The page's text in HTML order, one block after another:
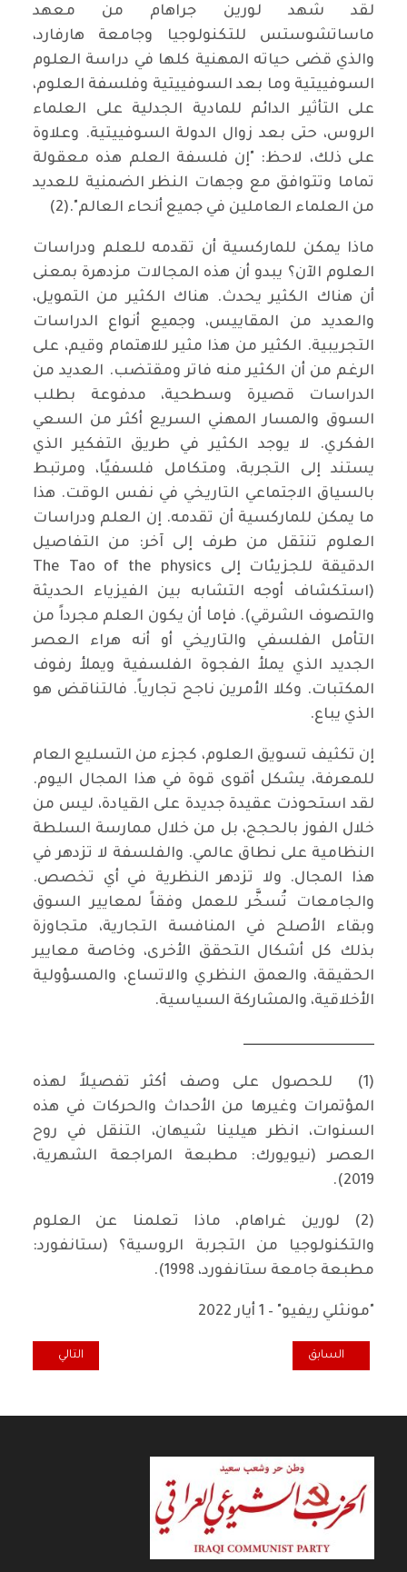
لقد شهد لورين جراهام من معهد
ماساتشوستس للتكنولوجيا وجامعة هارفارد،
والذي قضى حياته المهنية كلها في دراسة العلوم
السوفييتية وما بعد السوفييتية وفلسفة العلوم،
على التأثير الدائم للمادية الجدلية على العلماء
الروس، حتى بعد زوال الدولة السوفييتية. وعلاوة
على ذلك، لاحظ: "إن فلسفة العلم هذه معقولة
تماما وتتوافق مع وجهات النظر الضمنية للعديد
من العلماء العاملين في جميع أنحاء العالم".(2)
ماذا يمكن للماركسية أن تقدمه للعلم ودراسات
العلوم الآن؟ يبدو أن هذه المجالات مزدهرة بمعنى
أن هناك الكثير يحدث. هناك الكثير من التمويل،
والعديد من المقاييس، وجميع أنواع الدراسات
التجريبية. الكثير من هذا مثير للاهتمام وقيم، على
الرغم من أن الكثير منه فاتر ومقتضب. العديد من
الدراسات قصيرة وسطحية، مدفوعة بطلب
السوق والمسار المهني السريع أكثر من السعي
الفكري. لا يوجد الكثير في طريق التفكير الذي
يستند إلى التجربة، ومتكامل فلسفيًا، ومرتبط
بالسياق الاجتماعي التاريخي في نفس الوقت. هذا
ما يمكن للماركسية أن تقدمه. إن العلم ودراسات
العلوم تنتقل من طرف إلى آخر: من التفاصيل
الدقيقة للجزيئات إلى The Tao of the physics
(استكشاف أوجه التشابه بين الفيزياء الحديثة
والتصوف الشرقي). فإما أن يكون العلم مجرداً من
التأمل الفلسفي والتاريخي أو أنه هراء العصر
الجديد الذي يملأ الفجوة الفلسفية ويملأ رفوف
المكتبات. وكلا الأمرين ناجح تجارياً. فالتناقض هو
الذي يباع.
إن تكثيف تسويق العلوم، كجزء من التسليع العام
للمعرفة، يشكل أقوى قوة في هذا المجال اليوم.
لقد استحوذت عقيدة جديدة على القيادة، ليس من
خلال الفوز بالحجج، بل من خلال ممارسة السلطة
النظامية على نطاق عالمي. والفلسفة لا تزدهر في
هذا المجال. ولا تزدهر النظرية في أي تخصص.
والجامعات تُسخَّر للعمل وفقاً لمعايير السوق
وبقاء الأصلح في المنافسة التجارية، متجاوزة
بذلك كل أشكال التحقق الأخرى، وخاصة معايير
الحقيقة، والعمق النظري والاتساع، والمسؤولية
الأخلاقية، والمشاركة السياسية.
ــــــــــــــــــــــــــــــــــــــــــــــــ
(1) للحصول على وصف أكثر تفصيلاً لهذه
المؤتمرات وغيرها من الأحداث والحركات في هذه
السنوات، انظر هيلينا شيهان، التنقل في روح
العصر (نيويورك: مطبعة المراجعة الشهرية،
2019).
(2) لورين غراهام، ماذا تعلمنا عن العلوم
والتكنولوجيا من التجربة الروسية؟ (ستانفورد:
مطبعة جامعة ستانفورد، 1998).
"مونثلي ريفيو" – 1 أيار 2022
المقال السابق: مدرسة الإدارة الجديدة في عهد باراك أوباما.. هل كان
السابق المقال التالي:
التالي